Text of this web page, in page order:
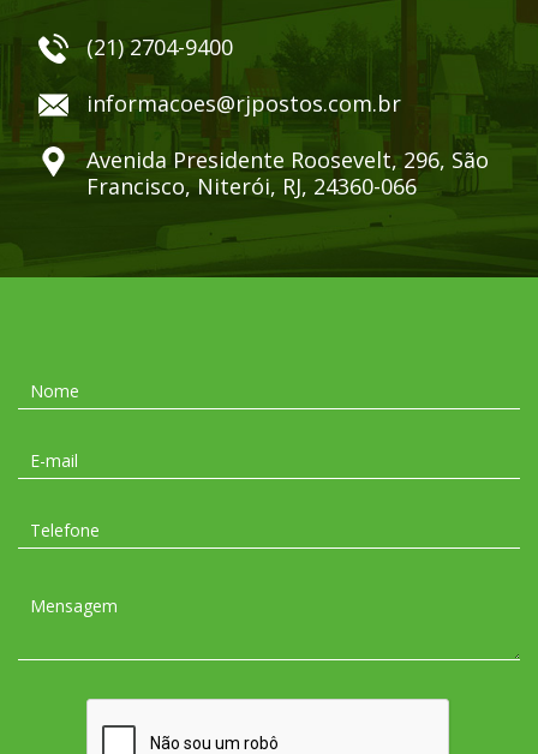
(21) 2704-9400
informacoes@rjpostos.com.br
Avenida Presidente Roosevelt, 296, São
Francisco, Niterói, RJ, 24360-066